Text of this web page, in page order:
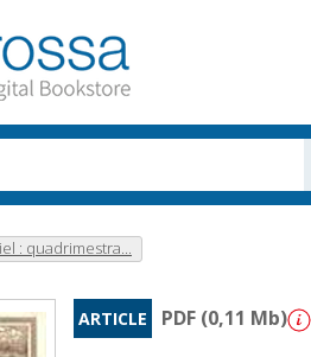
: quadrimestra...
ARTICLE PDF (0,11 Mb)